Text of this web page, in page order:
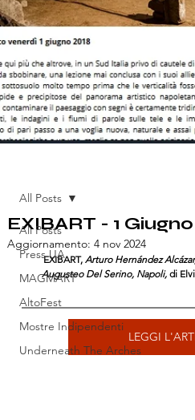
All Posts
Press UA
MAGMART
AltoFest
Mostre Indipendenti
Underneath The Arches
All Posts
EXIBART - 1
Aggiornamento: 4 nov 2024
EXIBART, Arturo Hernández
Augusteo Del Serino, Napoli, di
LEGGI